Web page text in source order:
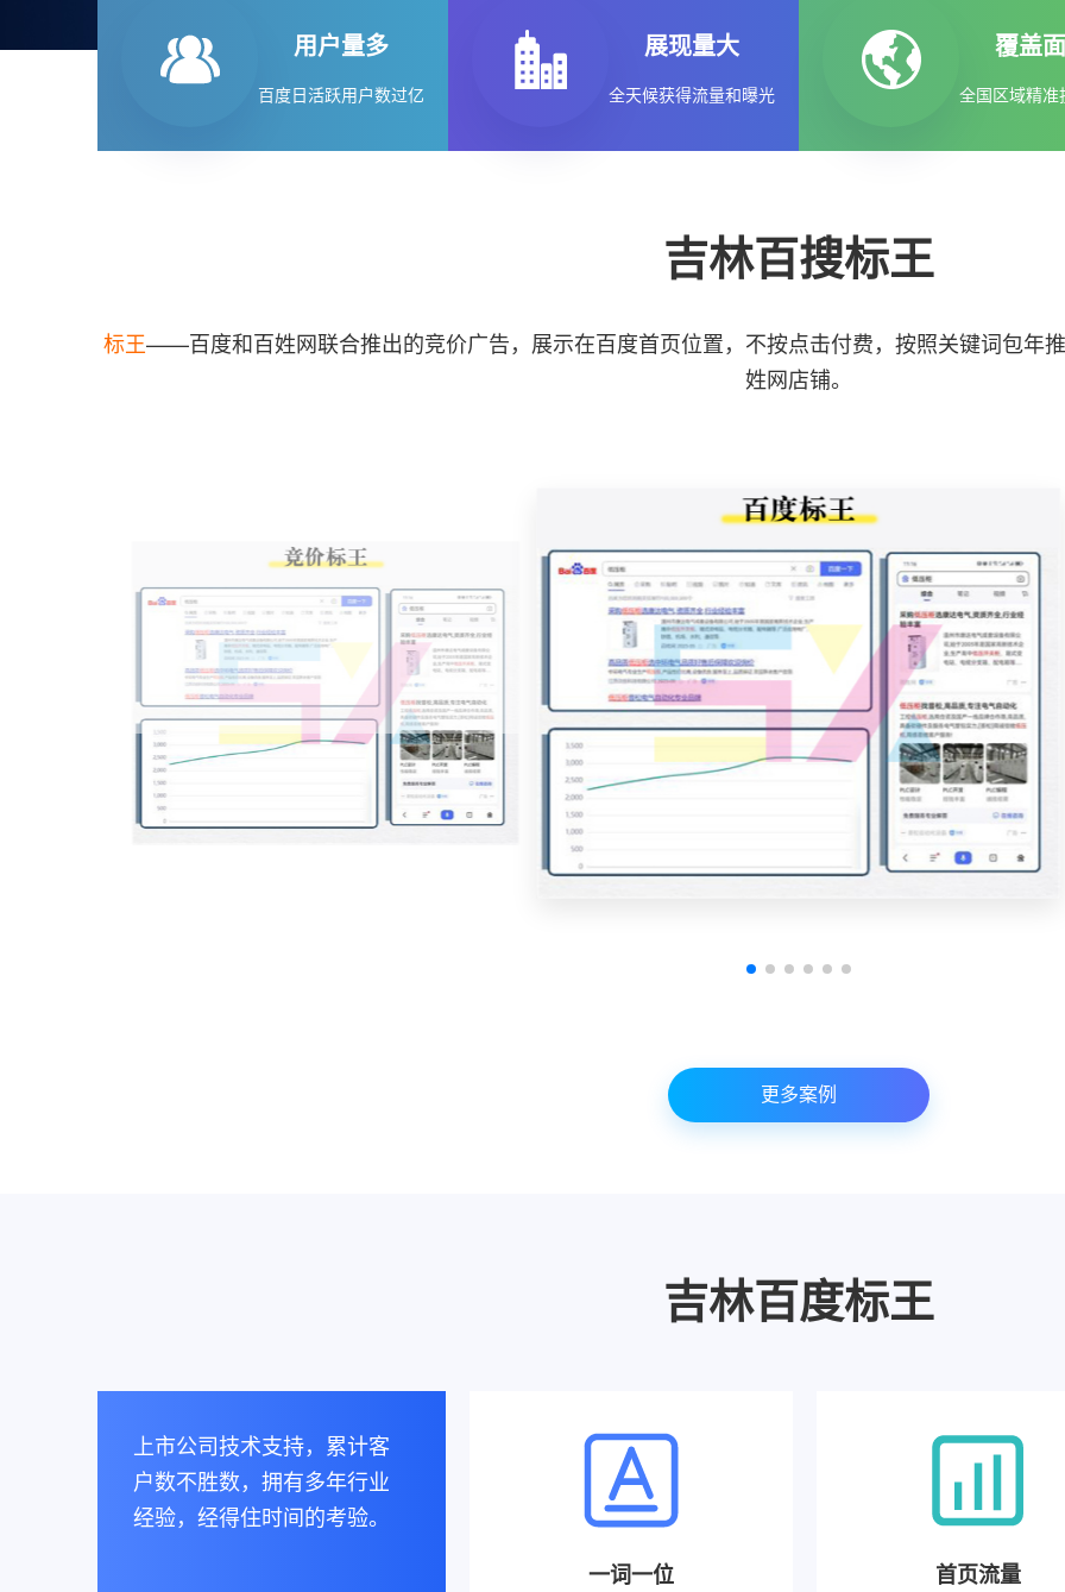
用户量多
百度日活跃用户数过亿
展现量大
全天候获得流量和曝光
覆盖
全国区域精准
吉林百搜标王
标王——百度和百姓网联合推出的竞价广告，展示在百度首页位置，不按点击付费，按照关键词包年
姓网店铺。
更多案例
吉林百度标王
上市公司技术支持，累计客
户数不胜数，拥有多年行业
经验，经得住时间的考验。
一词一位
首页流量